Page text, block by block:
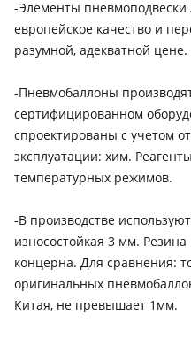
-Элементы пневмоподвески
европейское качество и
разумной, адекватной цене.
-Пневмобаллоны
сертифицированном
спроектированы с учетом
эксплуатации: хим.
температурных режимов.
-В производстве
износостойкая 3 мм.
концерна. Для сравнения:
оригинальных
Китая, не превышает 1мм.